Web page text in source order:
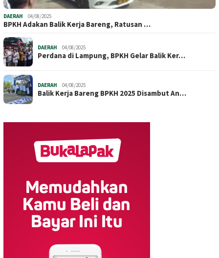
DAERAH 04/08/2025
BPKH Adakan Balik Kerja Bareng, Ratusan …
DAERAH 04/08/2025
Perdana di Lampung, BPKH Gelar Balik Ker…
DAERAH 04/08/2025
Balik Kerja Bareng BPKH 2025 Disambut An…